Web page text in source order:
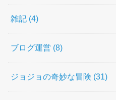
雑記 (4)
ブログ運営 (8)
ジョジョの奇妙な冒険 (31)